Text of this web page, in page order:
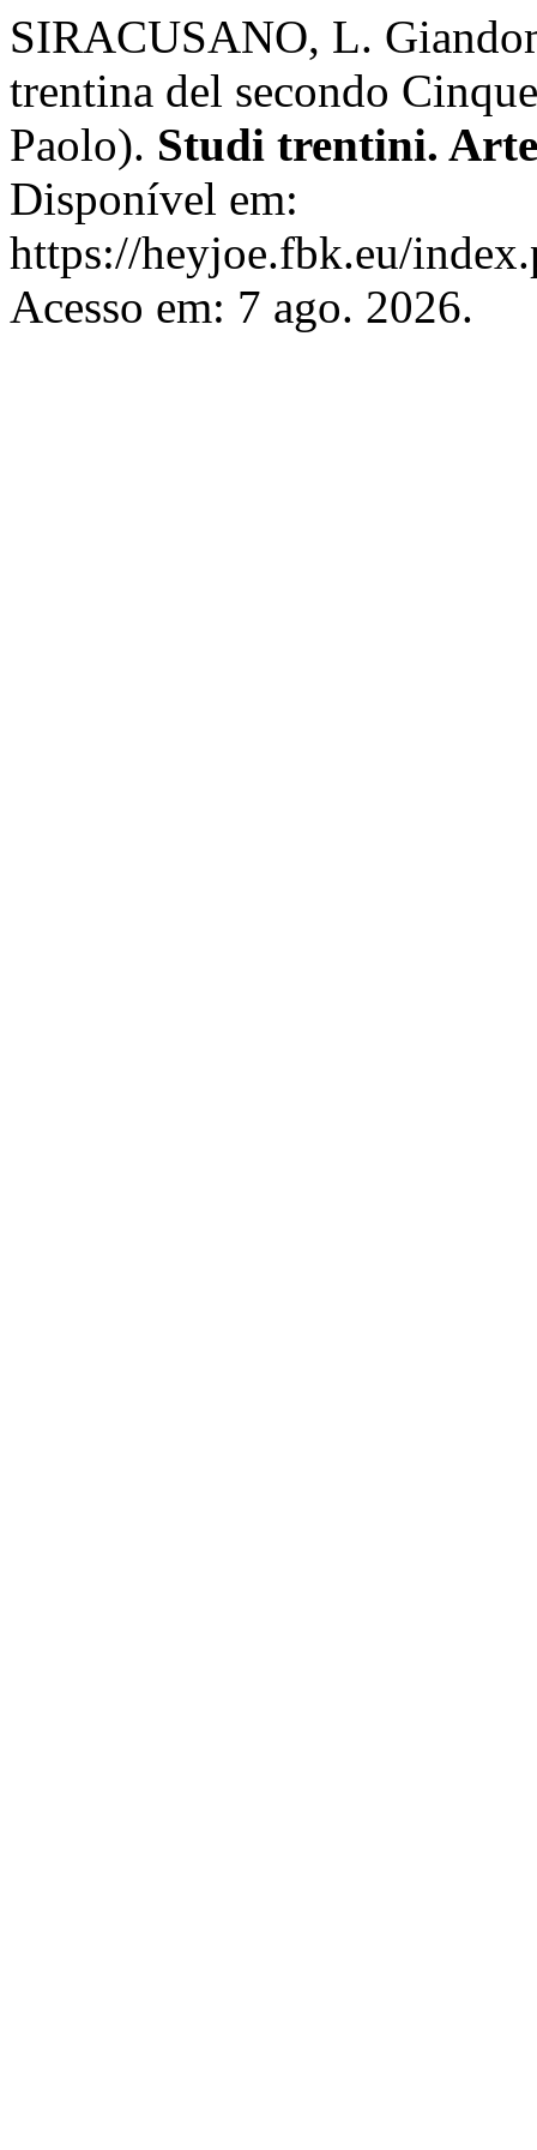
SIRACUSANO, L.
trentina del secondo
Paolo). Studi trentini. Arte
Disponível em:
https://heyjoe.fbk.eu/
Acesso em: 7 ago. 2026.